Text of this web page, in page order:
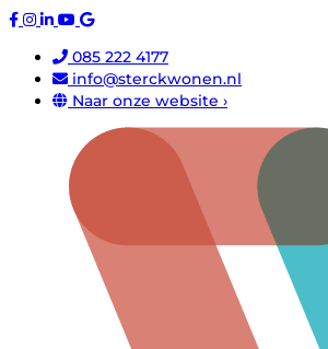
085 222 4177
info@sterckwonen.nl
Naar onze website ›